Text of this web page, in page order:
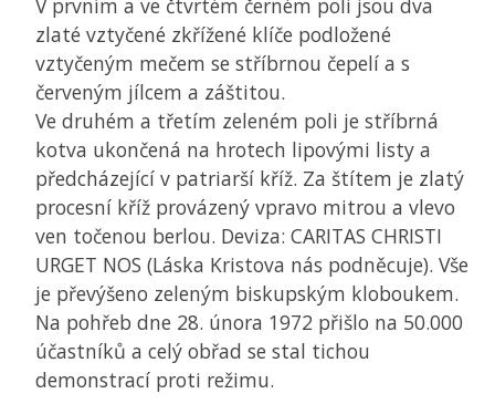
V prvním a ve čtvrtém černém poli jsou dva
zlaté vztyčené zkřížené klíče podložené
vztyčeným mečem se stříbrnou čepelí a s
červeným jílcem a záštitou.
Ve druhém a třetím zeleném poli je stříbrná
kotva ukončená na hrotech lipovými listy a
předcházející v patriarší kříž. Za štítem je zlatý
procesní kříž provázený vpravo mitrou a vlevo
ven točenou berlou. Deviza: CARITAS CHRISTI
URGET NOS (Láska Kristova nás podněcuje). Vše
je převýšeno zeleným biskupským kloboukem.
Na pohřeb dne 28. února 1972 přišlo na 50.000
účastníků a celý obřad se stal tichou
demonstrací proti režimu.